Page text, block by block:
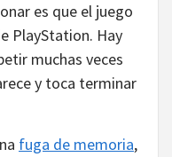
es que el juego
PlayStation. Hay
muchas veces
y toca terminar
fuga de memoria,